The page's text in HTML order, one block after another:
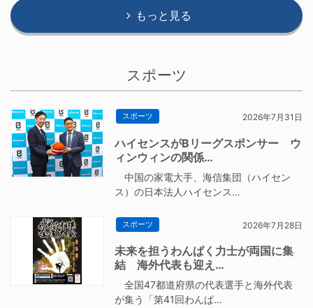
もっと見る
スポーツ
スポーツ 2026年7月31日
ハイセンスがBリーグスポンサー ウ
ィンウィンの関係…
中国の家電大手、海信集団（ハイセン
ス）の日本法人ハイセンス…
スポーツ 2026年7月28日
未来を担うわんぱく力士が両国に集
結 海外代表も迎え…
全国47都道府県の代表選手と海外代表
が集う「第41回わんぱ…